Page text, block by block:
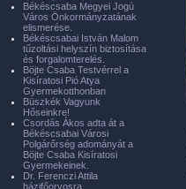
Békéscsaba Megyei Jogú
Város Önkormányzatának
elismerése.
Békéscsabai István Malom
tűzoltási helyszín biztosítása
és forgalomterelés.
Böjte Csaba Testvérrel a
Kisíratosi Pió Atya
Gyermekotthonban
Büszkék Vagyunk
Hőseinkre!
Csordás Ákos adta át a
Békéscsabai Városi
Polgárőrség adományát a
Böjte Csaba Kisíratosi
Gyermekeinek.
Dr. Ferenczi Attila
házifőorvosra,